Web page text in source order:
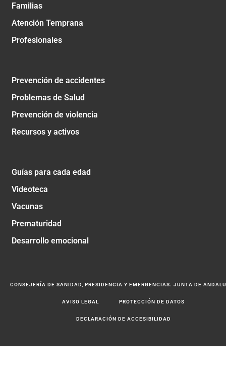
Familias
Atención Temprana
Profesionales
Prevención de accidentes
Problemas de Salud
Prevención de violencia
Recursos y activos
Guías para cada edad
Videoteca
Vacunas
Prematuridad
Desarrollo emocional
CONSEJERÍA DE SANIDAD, PRESIDENCIA Y EMERGENCIAS. JUNTA DE
AVISO LEGAL PROTECCIÓN DE DATOS
DECLARACIÓN DE ACCESIBILIDAD